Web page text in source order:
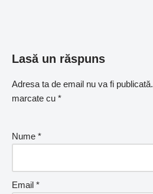
Lasă un răspuns
Adresa ta de email nu va fi publicată.
marcate cu *
Nume *
Email *